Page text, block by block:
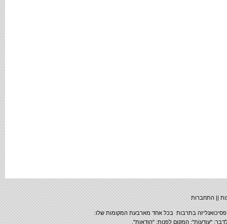
התחברות
בתרבות בכל אחד מארבעת המקומות שלו:
"עודֵעוֹת"; המקום לפנות: "הודאות".